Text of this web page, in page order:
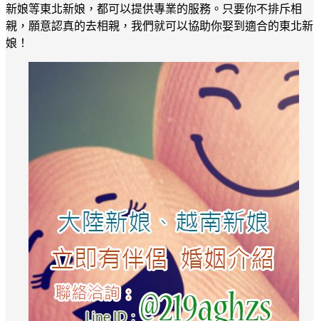
新娘等東北新娘，都可以提供專業的服務。只要你不排斥相
親，願意認真的去相親，我們就可以協助你娶到適合的東北新
娘！